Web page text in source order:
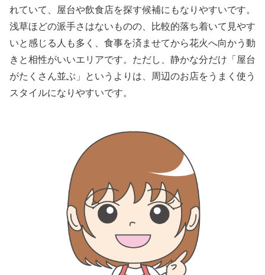
れていて、屋台や飲食店を探す候補にもなりやすいです。
浅草ほどの派手さはないものの、比較的落ち着いて見やす
いと感じる人も多く、食事を済ませてから花火へ向かう動
きと相性がいいエリアです。ただし、静かな分だけ「屋台
がたくさん並ぶ」というよりは、周辺のお店をうまく使う
スタイルになりやすいです。